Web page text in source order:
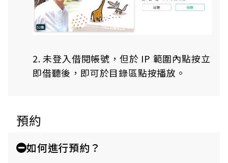
2. 未登入借閱帳號，但於 IP 範圍內點按立
即借聽後，即可於目錄區點按播放。
預約
如何進行預約？